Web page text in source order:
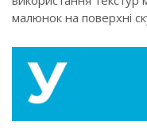
малюнок на поверхні